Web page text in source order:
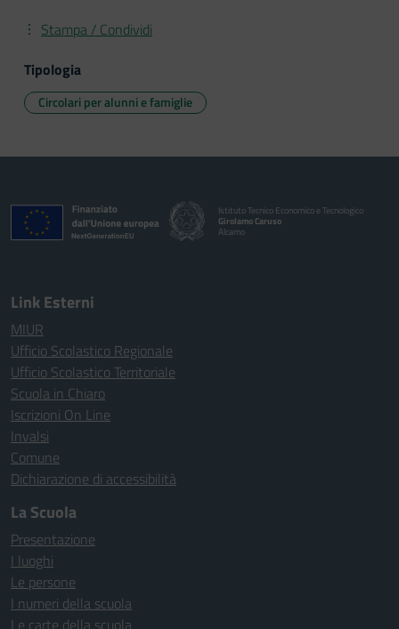
Stampa / Condividi
Tipologia
Circolari per alunni e famiglie
Istituto Tecnico Economico e Tecnologico
Girolamo Caruso
Alcamo
Link Esterni
MIUR
Ufficio Scolastico Regionale
Ufficio Scolastico Territoriale
Scuola in Chiaro
Iscrizioni On Line
Invalsi
Comune
Dichiarazione di accessibilità
La Scuola
Presentazione
I luoghi
Le persone
I numeri della scuola
Le carte della scuola